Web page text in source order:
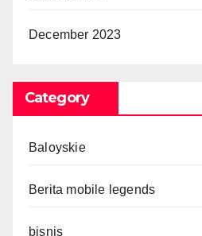
December 2023
Category
Baloyskie
Berita mobile legends
bisnis